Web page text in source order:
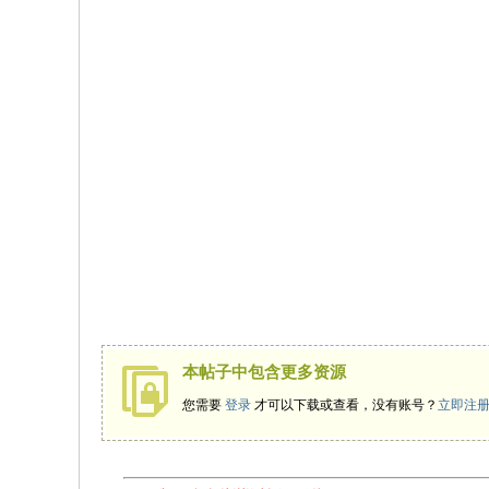
本帖子中包含更多资源
您需要 登录 才可以下载或查看，没有账号？ 立即注册